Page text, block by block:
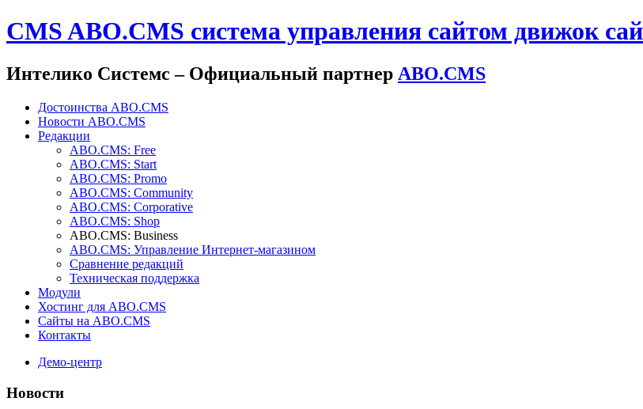
CMS ABO.CMS система управления сайтом движок
Интелико Системс –Официальный партнер ABO.CMS
Достоинства ABO.CMS
Новости ABO.CMS
Редакции
ABO.CMS: Free
ABO.CMS: Start
ABO.CMS: Promo
ABO.CMS: Community
ABO.CMS: Corporative
ABO.CMS: Shop
ABO.CMS: Business
ABO.CMS: Управление Интернет-магазином
Сравнение редакций
Техническая поддержка
Модули
Хостинг для ABO.CMS
Сайты на ABO.CMS
Контакты
Демо-центр
Новости